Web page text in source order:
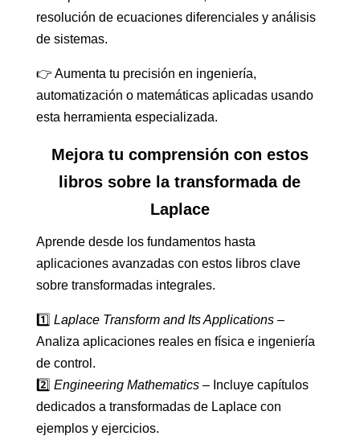
resolución de ecuaciones diferenciales y análisis
de sistemas.
👉 Aumenta tu precisión en ingeniería,
automatización o matemáticas aplicadas usando
esta herramienta especializada.
Mejora tu comprensión con estos
libros sobre la transformada de
Laplace
Aprende desde los fundamentos hasta
aplicaciones avanzadas con estos libros clave
sobre transformadas integrales.
1️⃣ Laplace Transform and Its Applications–
Analiza aplicaciones reales en física e ingeniería
de control.
2️⃣ Engineering Mathematics– Incluye capítulos
dedicados a transformadas de Laplace con
ejemplos y ejercicios.